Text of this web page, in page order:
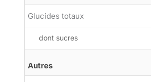
Glucides totaux
dont sucres
Autres